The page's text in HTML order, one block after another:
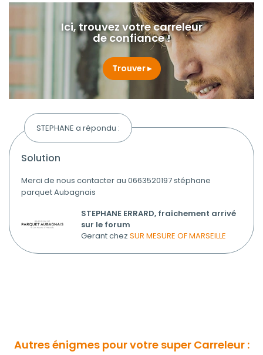
Ici, trouvez votre carreleur
de confiance !
Trouver
STEPHANE a répondu :
solution
Merci de nous contacter au 0663520197 stéphane
parquet Aubagnais
STEPHANE ERRARD, fraîchement arrivé
sur le forum
Gerant chez SUR MESURE OF MARSEILLE
Autres énigmes pour votre super Carreleur :